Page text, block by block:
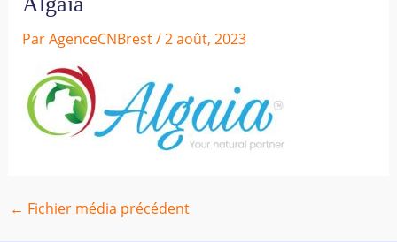
ParAgenceCNBrest/2 août, 2023
← Fichier média précédent